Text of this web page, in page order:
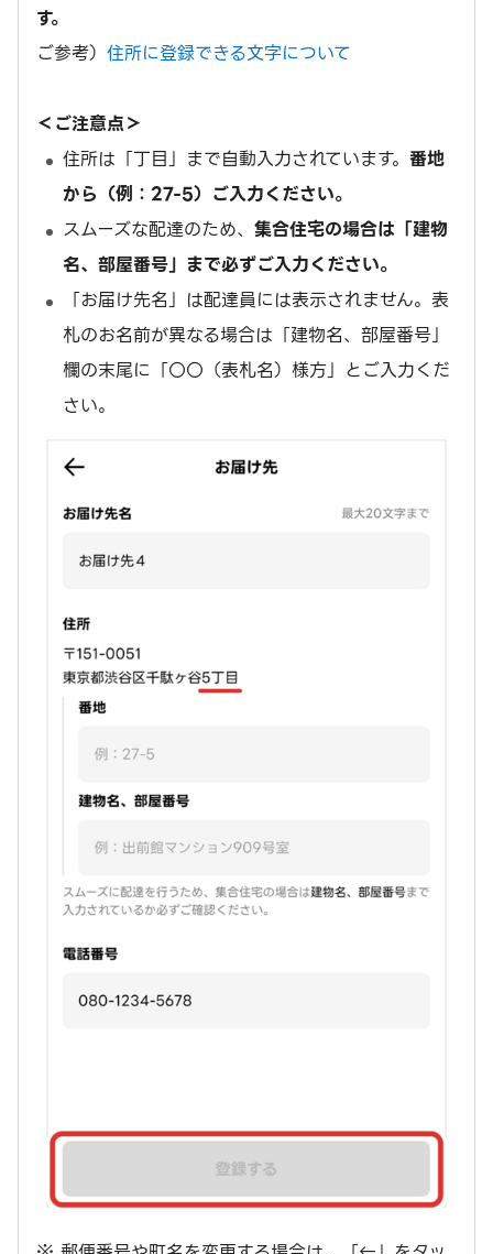
す。
ご参考） 住所に登録できる文字について
＜ご注意点＞
住所は「丁目」まで自動入力されています。 番地
から（例：27-5）ご入力ください。
スムーズな配達のため、 集合住宅の場合は「建物
名、部屋番号」まで必ずご入力ください。
「お届け先名」は配達員には表示されません。表
札のお名前が異なる場合は「建物名、部屋番号」
欄の末尾に「〇〇（表札名）様方」とご入力くだ
さい。